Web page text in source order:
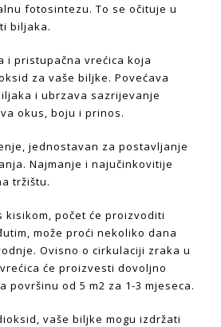
fotosintezu. To se očituje u
biljaka.
i pristupačna vrećica koja
za vaše biljke. Povećava
i ubrzava sazrijevanje
okus, boju i prinos.
jednostavan za postavljanje
Najmanje i najučinkovitije
tržištu.
kisikom, počet će proizvoditi
može proći nekoliko dana
Ovisno o cirkulaciji zraka u
će proizvesti dovoljno
površinu od 5 m2 za 1-3 mjeseca.
vaše biljke mogu izdržati